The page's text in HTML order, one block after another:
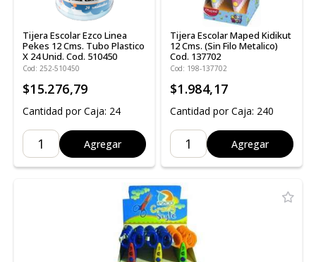
Tijera Escolar Ezco Linea
Pekes 12 Cms. Tubo Plastico
X 24 Unid. Cod. 510450
Cod: 252-510450
$15.276,79
Cantidad por Caja: 24
Agregar
Tijera Escolar Maped Kidikut
12 Cms. (Sin Filo Metalico)
Cod. 137702
Cod: 198-137702
$1.984,17
Cantidad por Caja: 240
Agregar